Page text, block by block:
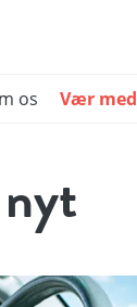
os Vær med